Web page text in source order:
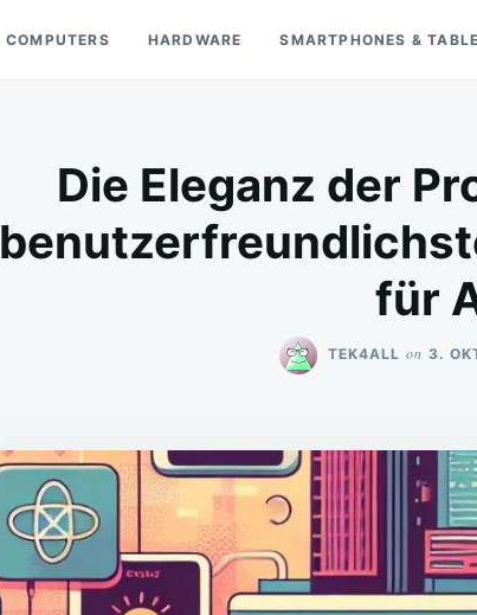
COMPUTERS HARDWARE SMARTPHONES &
Die Eleganz der
für
TEK4ALL on 3.